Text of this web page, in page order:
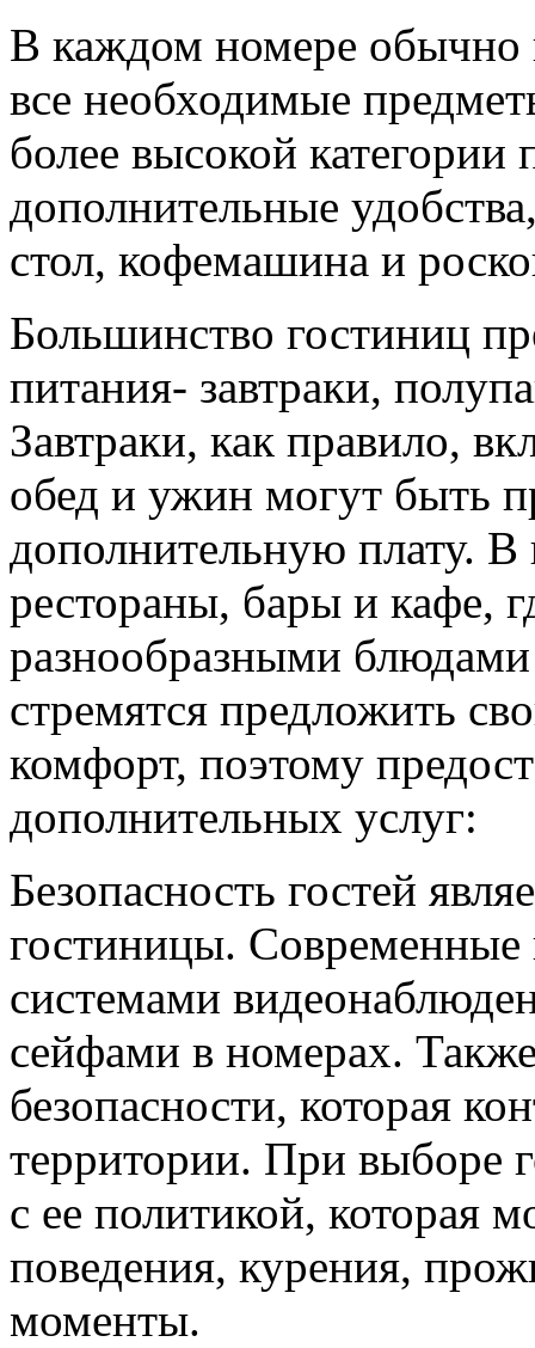
В каждом номере обычно
все необходимые
более высокой категории
дополнительные
стол, кофемашина и
Большинство гостиниц
питания- завтраки,
Завтраки, как правило,
обед и ужин могут быть
дополнительную плату.
рестораны, бары и кафе,
разнообразными
стремятся предложить
комфорт, поэтому
дополнительных услуг:
Безопасность гостей
гостиницы.
системами
сейфами в номерах.
безопасности, которая
территории. При выборе
с ее политикой, которая
поведения, курения,
моменты.